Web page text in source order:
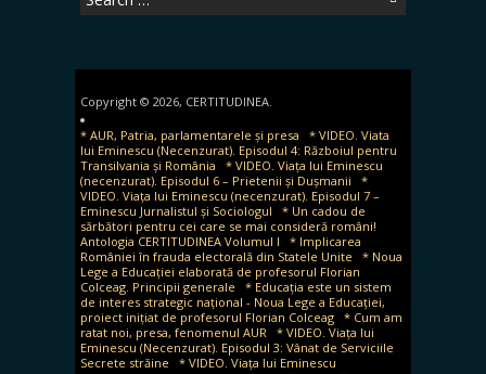
for:
Copyright © 2026, CERTITUDINEA.
* AUR, Patria, parlamentarele și presa
* VIDEO. Viata
lui Eminescu (Necenzurat). Episodul 4: Războiul pentru
Transilvania și România
* VIDEO. Viața lui Eminescu
(necenzurat). Episodul 6 – Prietenii și Dușmanii
*
VIDEO. Viața lui Eminescu (necenzurat). Episodul 7 –
Eminescu Jurnalistul și Sociologul
* Un cadou de
sărbători pentru cei care se mai consideră români!
Antologia CERTITUDINEA Volumul I
* Implicarea
României în frauda electorală din Statele Unite
* Noua
Lege a Educației elaborată de profesorul Florian
Colceag. Principii generale
* Educația este un sistem
de interes strategic național - Noua Lege a Educației,
proiect inițiat de profesorul Florian Colceag * Cum am
ratat noi, presa, fenomenul AUR * VIDEO. Viața lui
Eminescu (Necenzurat). Episodul 3: Vânat de Serviciile
Secrete străine
* VIDEO. Viața lui Eminescu